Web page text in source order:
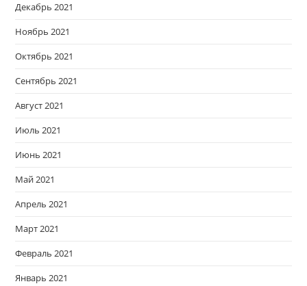
Декабрь 2021
Ноябрь 2021
Октябрь 2021
Сентябрь 2021
Август 2021
Июль 2021
Июнь 2021
Май 2021
Апрель 2021
Март 2021
Февраль 2021
Январь 2021